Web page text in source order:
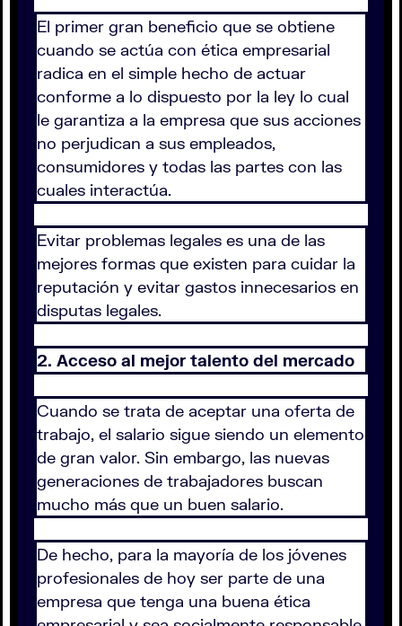
El primer gran beneficio que se obtiene
cuando se actúa con ética empresarial
radica en el simple hecho de actuar
conforme a lo dispuesto por la ley lo cual
le garantiza a la empresa que sus acciones
no perjudican a sus empleados,
consumidores y todas las partes con las
cuales interactúa.
Evitar problemas legales es una de las
mejores formas que existen para cuidar la
reputación y evitar gastos innecesarios en
disputas legales.
2. Acceso al mejor talento del mercado
Cuando se trata de aceptar una oferta de
trabajo, el salario sigue siendo un elemento
de gran valor. Sin embargo, las nuevas
generaciones de trabajadores buscan
mucho más que un buen salario.
De hecho, para la mayoría de los jóvenes
profesionales de hoy ser parte de una
empresa que tenga una buena ética